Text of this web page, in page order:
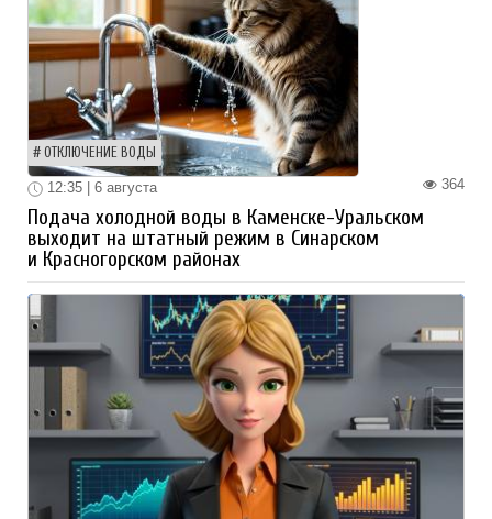
ОТКЛЮЧЕНИЕ ВОДЫ
364
12:35 | 6 августа
Подача холодной воды в Каменске-Уральском
выходит на штатный режим в Синарском
и Красногорском районах